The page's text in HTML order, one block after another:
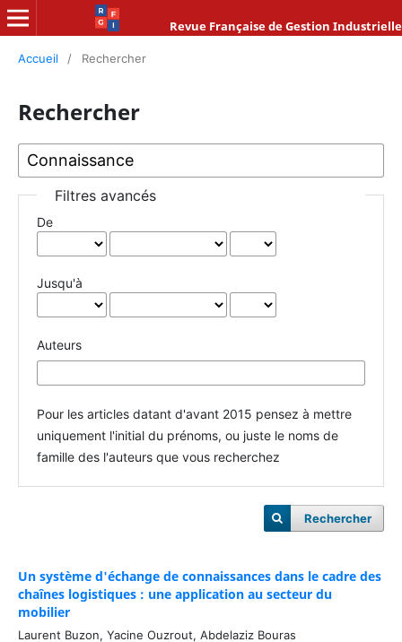
Revue Française de Gestion Industrielle
Accueil / Rechercher
Rechercher
Filtres avancés
De
Jusqu'à
Auteurs
Pour les articles datant d'avant 2015 pensez à mettre
uniquement l'initial du prénoms, ou juste le noms de
famille des l'auteurs que vous recherchez
Rechercher
Un système d'échange de connaissances dans le cadre des
chaînes logistiques : une application au secteur du
mobilier
Laurent Buzon, Yacine Ouzrout, Abdelaziz Bouras